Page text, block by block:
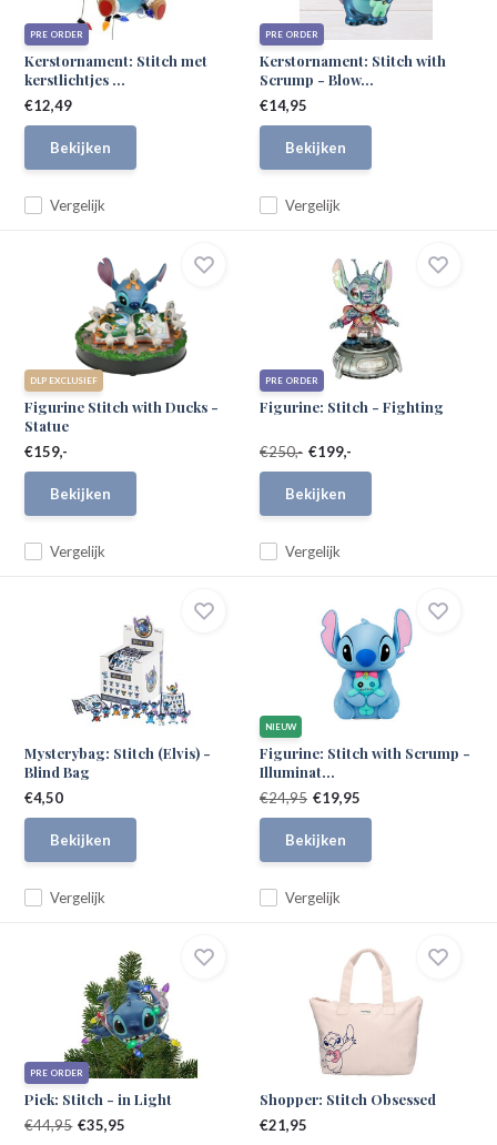
PRE ORDER
Kerstornament: Stitch met
kerstlichtjes ...
Vergelijk
€12,49
Bekijken
PRE ORDER
Kerstornament: Stitch with
Scrump - Blow...
Vergelijk
€14,95
Bekijken
DLP EXCLUSIEF
Figurine Stitch with Ducks -
Statue
Vergelijk
€159,-
Bekijken
PRE ORDER
Figurine: Stitch - Fighting
Vergelijk
€250,- €199,-
Bekijken
Mysterybag: Stitch (Elvis) -
Blind Bag
Vergelijk
€4,50
Bekijken
NIEUW
Figurine: Stitch with Scrump -
Illuminat...
Vergelijk
€24,95 €19,95
Bekijken
PRE ORDER
Piek: Stitch - in Light
€44,95 €35,95
Shopper: Stitch Obsessed
€21,95